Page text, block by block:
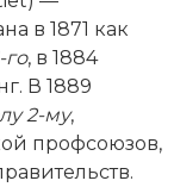
в 1871 как
го, в 1884
В 1889
2-му,
профсоюзов,